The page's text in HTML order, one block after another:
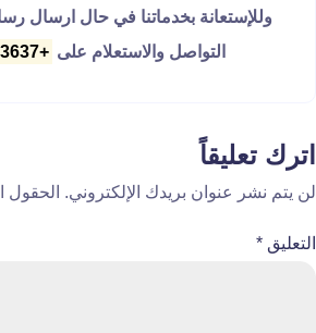
وللإستعانة بخدماتنا في حال ارسال
التواصل والاستعلام على +201275363637
اترك تعليقاً
لن يتم نشر عنوان بريدك الإلكتروني. الحقول
التعليق *